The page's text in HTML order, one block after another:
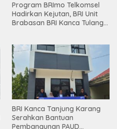
Program BRImo Telkomsel
Hadirkan Kejutan, BRI Unit
Brabasan BRI Kanca Tulang
Mesuji
BRI Kanca Tanjung Karang
Serahkan Bantuan
Pembangunan PAUD